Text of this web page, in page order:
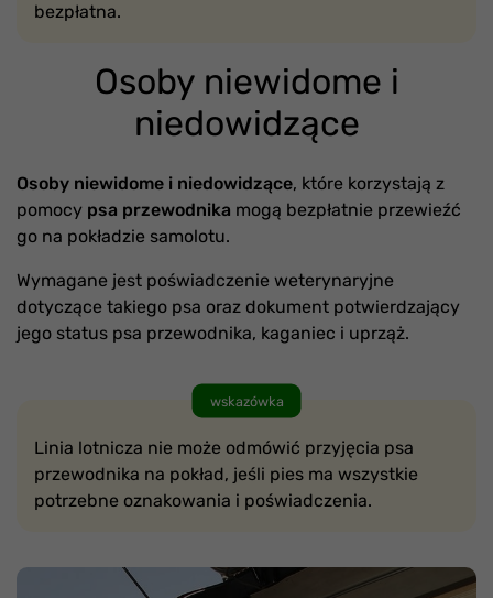
bezpłatna.
Osoby niewidome i
niedowidzące
Osoby niewidome i niedowidzące, które korzystają z
pomocy psa przewodnika mogą bezpłatnie przewieźć
go na pokładzie samolotu.
Wymagane jest poświadczenie weterynaryjne
dotyczące takiego psa oraz dokument potwierdzający
jego status psa przewodnika, kaganiec i uprząż.
wskazówka
Linia lotnicza nie może odmówić przyjęcia psa
przewodnika na pokład, jeśli pies ma wszystkie
potrzebne oznakowania i poświadczenia.